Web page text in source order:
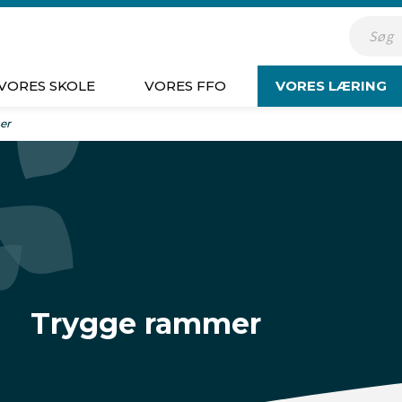
Indsæt
SKOLE VORES FFO VORES LÆRING
Trygge rammer